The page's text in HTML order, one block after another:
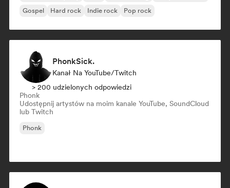
Gospel
Hard rock Indie rock Pop rock
PhonkSick.
Kanał Na YouTube/Twitch
> 200 udzielonych odpowiedzi
Phonk
Udostępnij artystów na moim kanale YouTube, SoundCloud
lub Twitch
Phonk